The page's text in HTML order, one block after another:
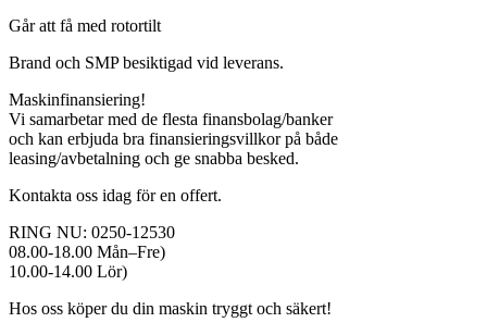
Går att få med rotortilt
Brand och SMP besiktigad vid leverans.
Maskinfinansiering!
Vi samarbetar med de flesta finansbolag/banker
och kan erbjuda bra finansieringsvillkor på både
leasing/avbetalning och ge snabba besked.
Kontakta oss idag för en offert.
RING NU: 0250-12530
08.00-18.00 Mån–Fre)
10.00-14.00 Lör)
Hos oss köper du din maskin tryggt och säkert!